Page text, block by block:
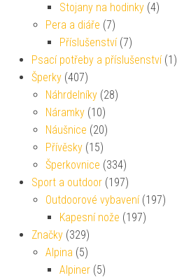
Stojany na hodinky (4)
Pera a diáře (7)
Příslušenství (7)
Psací potřeby a příslušenství (1)
Šperky (407)
Náhrdelníky (28)
Náramky (10)
Náušnice (20)
Přívěsky (15)
Šperkovnice (334)
Sport a outdoor (197)
Outdoorové vybavení (197)
Kapesní nože (197)
Značky (329)
Alpina (5)
Alpiner (5)